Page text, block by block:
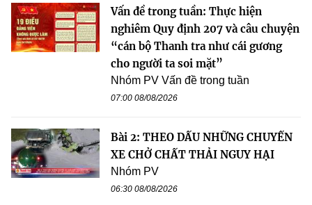
Vấn đề trong tuần: Thực hiện
nghiêm Quy định 207 và câu chuyện
“cán bộ Thanh tra như cái gương
cho người ta soi mặt”
Nhóm PV Vấn đề trong tuần
07:00 08/08/2026
Bài 2: THEO DẤU NHỮNG CHUYẾN
XE CHỞ CHẤT THẢI NGUY HẠI
Nhóm PV
06:30 08/08/2026